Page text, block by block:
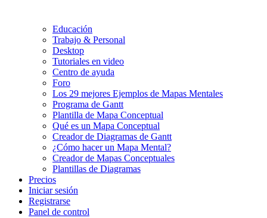
Educación
Trabajo & Personal
Desktop
Tutoriales en video
Centro de ayuda
Foro
Los 29 mejores Ejemplos de Mapas Mentales
Programa de Gantt
Plantilla de Mapa Conceptual
Qué es un Mapa Conceptual
Creador de Diagramas de Gantt
¿Cómo hacer un Mapa Mental?
Creador de Mapas Conceptuales
Plantillas de Diagramas
Precios
Iniciar sesión
Registrarse
Panel de control